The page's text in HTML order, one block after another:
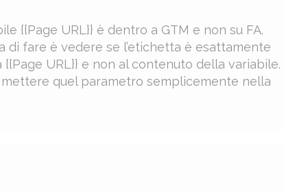
{{Page URL}} è dentro a GTM e non su FA.
di fare è vedere se l’etichetta è esattamente
{{Page URL}} e non al contenuto della variabile.
quel parametro semplicemente nella